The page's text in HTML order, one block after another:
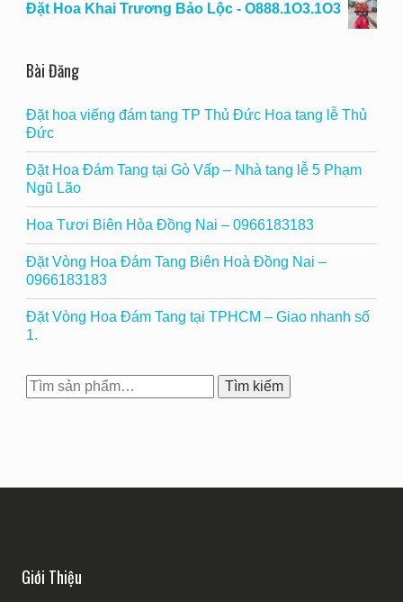
Đặt Hoa Khai Trương Bảo Lộc - O888.1O3.1O3
Bài Đăng
Đặt hoa viếng đám tang TP Thủ Đức Hoa tang lễ Thủ
Đức
Đặt Hoa Đám Tang tại Gò Vấp – Nhà tang lễ 5 Phạm
Ngũ Lão
Hoa Tươi Biên Hòa Đồng Nai – 0966183183
Đặt Vòng Hoa Đám Tang Biên Hoà Đồng Nai –
0966183183
Đặt Vòng Hoa Đám Tang tại TPHCM – Giao nhanh số
1.
Tìm
kiếm:
Tìm kiếm
Giới Thiệu